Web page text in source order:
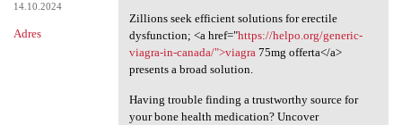
14.10.2024
Adres
Zillions seek efficient solutions for erectile
dysfunction; <a href="https://helpo.org/generic-
viagra-in-canada/">viagra 75mg offerta</a>
presents a broad solution.
Having trouble finding a trustworthy source for
your bone health medication? Uncover